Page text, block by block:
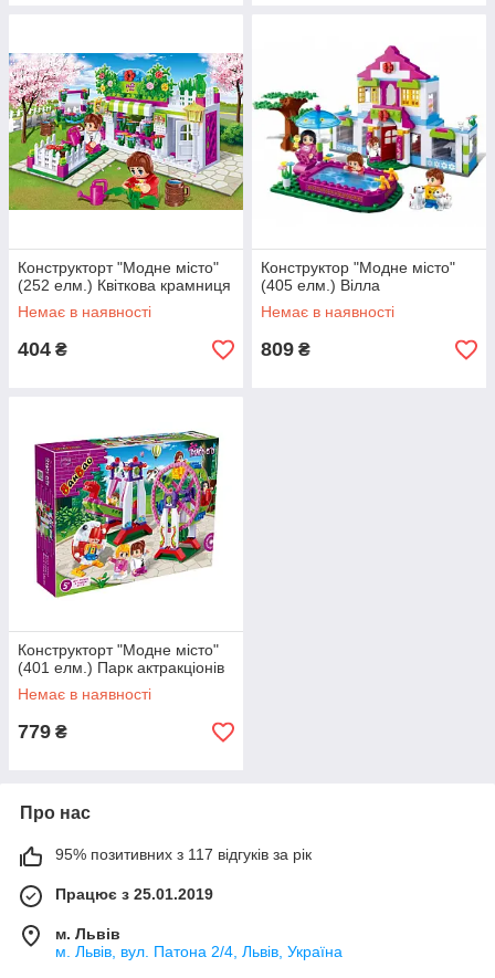
Конструкторт "Модне місто"
(252 елм.) Квіткова крамниця
Немає в наявності
404 ₴
Конструктор "Модне місто"
(405 елм.) Вілла
Немає в наявності
809 ₴
Конструкторт "Модне місто"
(401 елм.) Парк актракціонів
Немає в наявності
779 ₴
Про нас
95% позитивних з 117 відгуків за рік
Працює з 25.01.2019
м. Львів
м. Львів, вул. Патона 2/4, Львів, Україна